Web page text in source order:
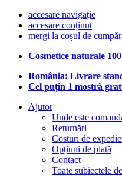
accesare navigație
accesare conținut
mergi la coșul de
Cosmetice naturale
România: Livrare
Cel puțin 1 mostră
Ajutor
Unde este
Returnări
Costuri de
Opțiuni de plată
Contact
Toate subiectele